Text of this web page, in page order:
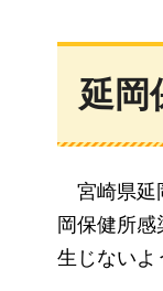
延岡
宮崎県延
岡保健所
生じないよ